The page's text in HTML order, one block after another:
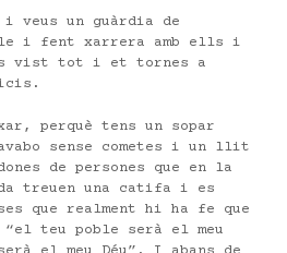
veus un guàrdia de
i fent xarrera amb ells i
vist tot i et tornes a
perquè tens un sopar
sense cometes i un llit
de persones que en la
treuen una catifa i es
que realment hi ha fe que
“el teu poble serà el meu